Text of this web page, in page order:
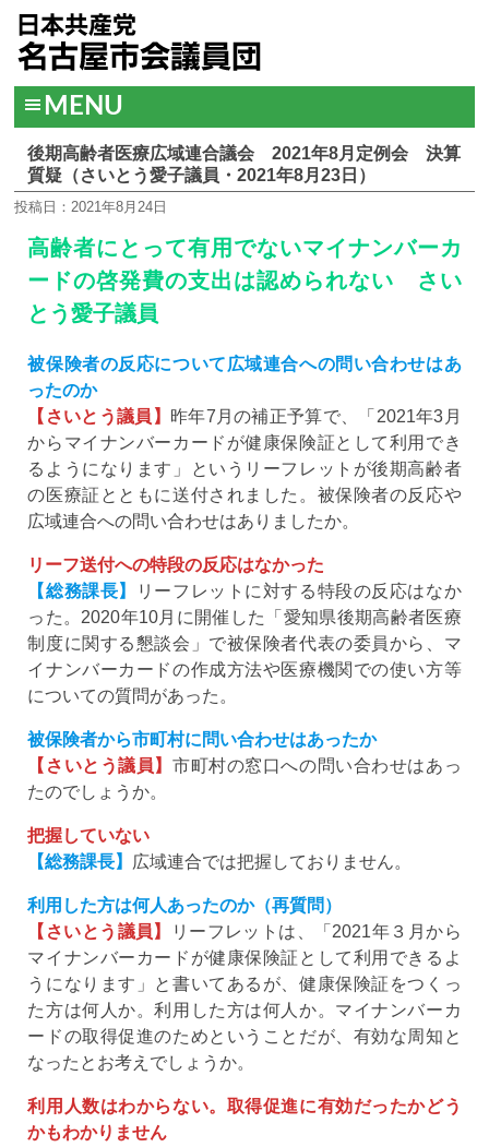
MENU
後期高齢者医療広域連合議会 2021年8月定例会 決算
質疑（さいとう愛子議員・2021年8月23日）
投稿日：2021年8月24日
高齢者にとって有用でないマイナンバーカ
ードの啓発費の支出は認められない さい
とう愛子議員
被保険者の反応について広域連合への問い合わせはあ
ったのか
【さいとう議員】 昨年7月の補正予算で、「2021年3月
からマイナンバーカードが健康保険証として利用でき
るようになります」というリーフレットが後期高齢者
の医療証とともに送付されました。被保険者の反応や
広域連合への問い合わせはありましたか。
リーフ送付への特段の反応はなかった
【総務課長】
リーフレットに対する特段の反応はなか
った。2020年10月に開催した「愛知県後期高齢者医療
制度に関する懇談会」で被保険者代表の委員から、マ
イナンバーカードの作成方法や医療機関での使い方等
についての質問があった。
被保険者から市町村に問い合わせはあったか
【さいとう議員】市町村の窓口への問い合わせはあっ
たのでしょうか。
把握していない
【総務課長】 広域連合では把握しておりません。
利用した方は何人あったのか（再質問）
【さいとう議員】
リーフレットは、「2021年３月から
マイナンバーカードが健康保険証として利用できるよ
うになります」と書いてあるが、健康保険証をつくっ
た方は何人か。利用した方は何人か。マイナンバーカ
ードの取得促進のためということだが、有効な周知と
なったとお考えでしょうか。
利用人数はわからない。取得促進に有効だったかどう
かもわかりません